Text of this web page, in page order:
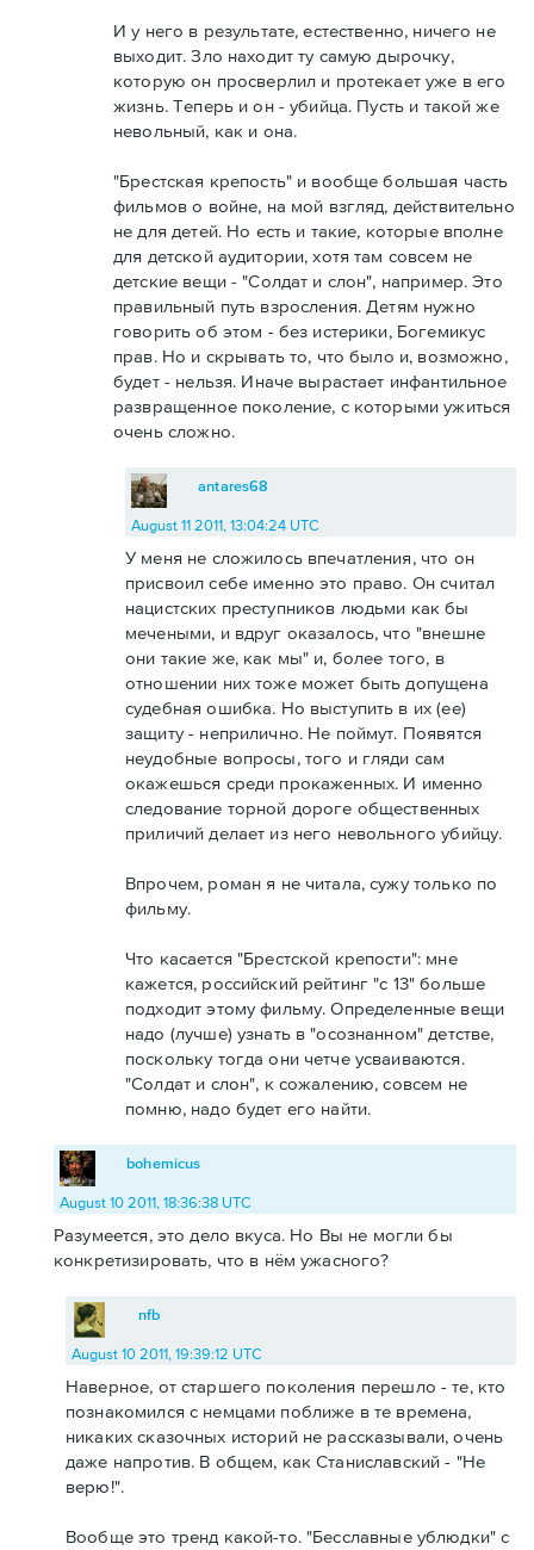
И у него в результате, естественно, ничего не
выходит. Зло находит ту самую дырочку,
которую он просверлил и протекает уже в его
жизнь. Теперь и он - убийца. Пусть и такой же
невольный, как и она.
"Брестская крепость" и вообще большая часть
фильмов о войне, на мой взгляд, действительно
не для детей. Но есть и такие, которые вполне
для детской аудитории, хотя там совсем не
детские вещи - "Солдат и слон", например. Это
правильный путь взросления. Детям нужно
говорить об этом - без истерики, Богемикус
прав. Но и скрывать то, что было и, возможно,
будет - нельзя. Иначе вырастает инфантильное
развращенное поколение, с которыми ужиться
очень сложно.
antares68
August 11 2011, 13:04:24 UTC
У меня не сложилось впечатления, что он
присвоил себе именно это право. Он считал
нацистских преступников людьми как бы
мечеными, и вдруг оказалось, что "внешне
они такие же, как мы" и, более того, в
отношении них тоже может быть допущена
судебная ошибка. Но выступить в их (ее)
защиту - неприлично. Не поймут. Появятся
неудобные вопросы, того и гляди сам
окажешься среди прокаженных. И именно
следование торной дороге общественных
приличий делает из него невольного убийцу.
Впрочем, роман я не читала, сужу только по
фильму.
Что касается "Брестской крепости": мне
кажется, российский рейтинг "с 13" больше
подходит этому фильму. Определенные вещи
надо (лучше) узнать в "осознанном" детстве,
поскольку тогда они четче усваиваются.
"Солдат и слон", к сожалению, совсем не
помню, надо будет его найти.
bohemicus
August 10 2011, 18:36:38 UTC
Разумеется, это дело вкуса. Но Вы не могли бы
конкретизировать, что в нём ужасного?
nfb
August 10 2011, 19:39:12 UTC
Наверное, от старшего поколения перешло - те, кто
познакомился с немцами поближе в те времена,
никаких сказочных историй не рассказывали, очень
даже напротив. В общем, как Станиславский - "Не
верю!".
Вообще это тренд какой-то. "Бесславные ублюдки" с